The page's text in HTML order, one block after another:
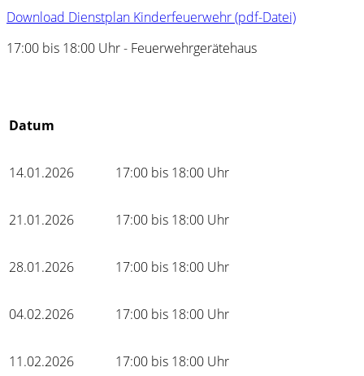
Download Dienstplan Kinderfeuerwehr (pdf-Datei)
17:00 bis 18:00 Uhr - Feuerwehrgerätehaus
Datum
14.01.2026 17:00 bis 18:00 Uhr
21.01.2026 17:00 bis 18:00 Uhr
28.01.2026 17:00 bis 18:00 Uhr
04.02.2026 17:00 bis 18:00 Uhr
11.02.2026 17:00 bis 18:00 Uhr